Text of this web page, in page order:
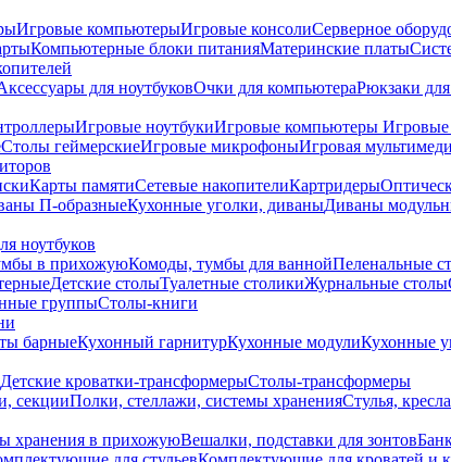
Игровые компьютерыИгровые консолиСерверное
Компьютерные блоки питанияМатеринские платы
для ноутбуковОчки для компьютераРюкзаки
Игровые ноутбукиИгровые компьютеры Игровые
Столы геймерскиеИгровые микрофоныИгровая
Карты памятиСетевые накопителиКартридеры
П-образныеКухонные уголки, диваныДиваны
ноутбуков
в прихожуюКомоды, тумбы для ваннойПеленальные
Детские столыТуалетные столикиЖурнальные столы
группыСтолы-книги
барныеКухонный гарнитурКухонные модулиКухонные
Детские кроватки-трансформерыСтолы-трансформеры
секцииПолки, стеллажи, системы храненияСтулья, кресла
хранения в прихожуюВешалки, подставки для зонтов